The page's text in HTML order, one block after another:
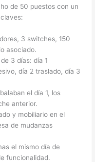
de 50 puestos con un
3 switches, 150
asociado.
3 días: día 1
día 2 traslado, día 3
el día 1, los
anterior.
y mobiliario en el
de mudanzas
el mismo día de
funcionalidad.